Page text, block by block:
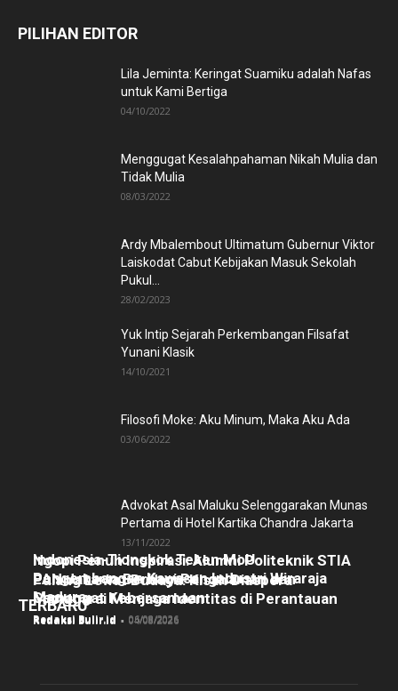
PILIHAN EDITOR
Lila Jeminta: Keringat Suamiku adalah Nafas
untuk Kami Bertiga
04/10/2022
Menggugat Kesalahpahaman Nikah Mulia dan
Tidak Mulia
08/03/2022
Ardy Mbalembout Ultimatum Gubernur Viktor
Laiskodat Cabut Kebijakan Masuk Sekolah
Pukul...
28/02/2023
Yuk Intip Sejarah Perkembangan Filsafat
Yunani Klasik
14/10/2021
Filosofi Moke: Aku Minum, Maka Aku Ada
03/06/2022
Advokat Asal Maluku Selenggarakan Munas
Pertama di Hotel Kartika Chandra Jakarta
13/11/2022
TERBARU
Indonesia-Tiongkok Teken MoU
Pengembangan Kawasan Industri Wiraraja
Madura
Redaksi Bulir.id - 06/08/2026
Ngopi Penuh Inspirasi: Alumni Politeknik STIA
LAN Jakarta Berbagi Pengalaman dan
Semangat Kebersamaan
Redaksi Bulir.id - 05/08/2026
Pulang Lewat Budaya: Kisah Diaspora
Manggarai Menjaga Identitas di Perantauan
Redaksi Bulir.id - 04/08/2026